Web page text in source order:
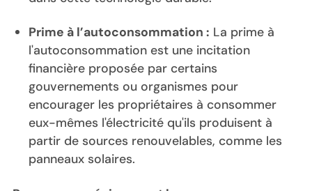
Prime à l’autoconsommation : La prime à
l'autoconsommation est une incitation
financière proposée par certains
gouvernements ou organismes pour
encourager les propriétaires à consommer
eux-mêmes l'électricité qu'ils produisent à
partir de sources renouvelables, comme les
panneaux solaires.